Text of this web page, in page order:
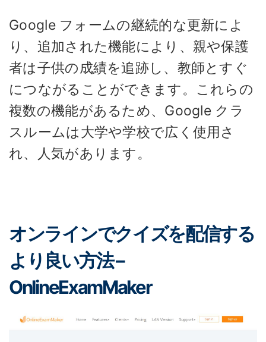
Google フォームの継続的な更新によ
り、追加された機能により、親や保護
者は子供の成績を追跡し、教師とすぐ
につながることができます。これらの
複数の機能があるため、Google クラ
スルームは大学や学校で広く使用さ
れ、人気があります。
オンラインでクイズを配信する
より良い方法 –
OnlineExamMaker